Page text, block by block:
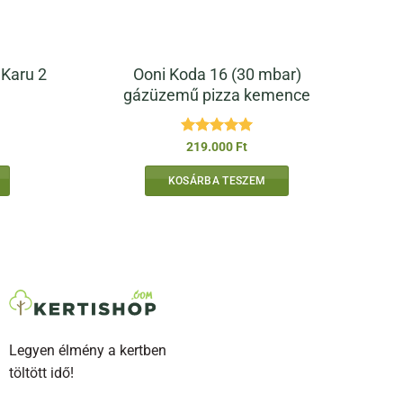
2
Ooni Koda 16 (30 mbar)
gázüzemű pizza kemence
Értékelés:5
219.000 Ft
KOSÁRBA TESZEM
Legyen élmény a kertben
töltött idő!